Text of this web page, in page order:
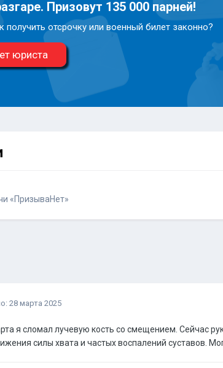
Призовут 135 000 парней!
отсрочку или военный билет законно?
юриста
«ПризываНет»
28 марта 2025
я сломал лучевую кость со смещением. Сейчас
силы хвата и частых воспалений суставов.